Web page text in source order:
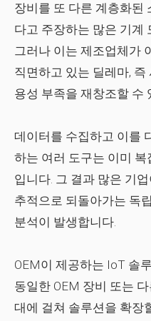
장비를 또 다른 계층화된
다고 주장하는 많은 기계
그러나 이는 제조업체가
직면하고 있는 딜레마,
용성 부족을 재창조할 수
데이터를 수집하고 이를
하는 여러 도구는 이미
입니다. 그 결과 많은 기
추적으로 되돌아가는 독
분석이 발생합니다.
OEM이 제공하는 IoT 솔
동일한 OEM 장비 또는
대에 걸쳐 솔루션을 확장